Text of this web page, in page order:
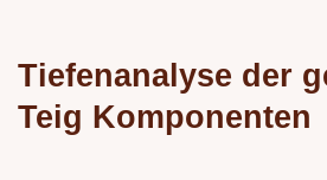
Tiefenanalyse der
Teig Komponenten